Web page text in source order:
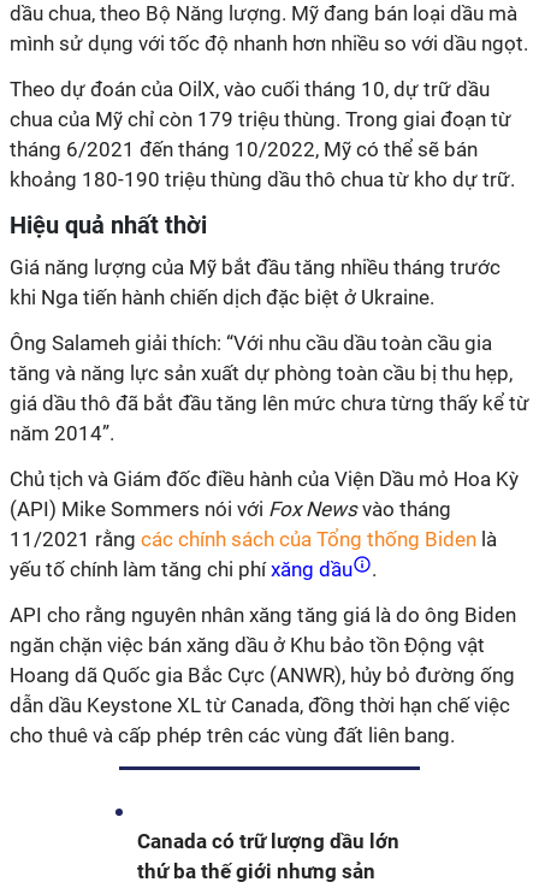
dầu chua, theo Bộ Năng lượng. Mỹ đang bán loại dầu mà
mình sử dụng với tốc độ nhanh hơn nhiều so với dầu ngọt.
Theo dự đoán của OilX, vào cuối tháng 10, dự trữ dầu
chua của Mỹ chỉ còn 179 triệu thùng. Trong giai đoạn từ
tháng 6/2021 đến tháng 10/2022, Mỹ có thể sẽ bán
khoảng 180-190 triệu thùng dầu thô chua từ kho dự trữ.
Hiệu quả nhất thời
Giá năng lượng của Mỹ bắt đầu tăng nhiều tháng trước
khi Nga tiến hành chiến dịch đặc biệt ở Ukraine.
Ông Salameh giải thích: “Với nhu cầu dầu toàn cầu gia
tăng và năng lực sản xuất dự phòng toàn cầu bị thu hẹp,
giá dầu thô đã bắt đầu tăng lên mức chưa từng thấy kể từ
năm 2014”.
Chủ tịch và Giám đốc điều hành của Viện Dầu mỏ Hoa Kỳ
(API) Mike Sommers nói với Fox Newsvào tháng
11/2021 rằng các chính sách của Tổng thống Biden là
yếu tố chính làm tăng chi phíxăng dầu
.
API cho rằng nguyên nhân xăng tăng giá là do ông Biden
ngăn chặn việc bán xăng dầu ở Khu bảo tồn Động vật
Hoang dã Quốc gia Bắc Cực (ANWR), hủy bỏ đường ống
dẫn dầu Keystone XL từ Canada, đồng thời hạn chế việc
cho thuê và cấp phép trên các vùng đất liên bang.
Canada có trữ lượng dầu lớn
thứ ba thế giới nhưng sản